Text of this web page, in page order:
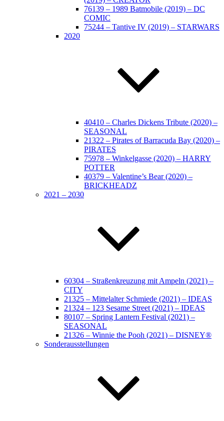
76139 – 1989 Batmobile (2019) – DC
COMIC
75244 – Tantive IV (2019) – STARWARS
2020
40410 – Charles Dickens Tribute (2020) –
SEASONAL
21322 – Pirates of Barracuda Bay (2020) –
PIRATES
75978 – Winkelgasse (2020) – HARRY
POTTER
40379 – Valentine’s Bear (2020) –
BRICKHEADZ
2021 – 2030
60304 – Straßenkreuzung mit Ampeln (2021) –
CITY
21325 – Mittelalter Schmiede (2021) – IDEAS
21324 – 123 Sesame Street (2021) – IDEAS
80107 – Spring Lantern Festival (2021) –
SEASONAL
21326 – Winnie the Pooh (2021) – DISNEY®
Sonderausstellungen